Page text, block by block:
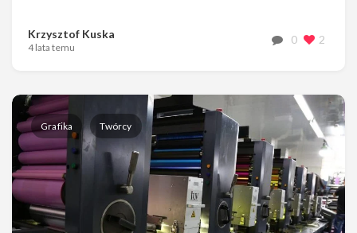
Krzysztof Kuska
4 lata temu
0 2
Grafika Twórcy